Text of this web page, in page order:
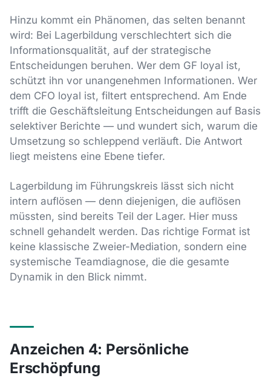
Hinzu kommt ein Phänomen, das selten benannt
wird: Bei Lagerbildung verschlechtert sich die
Informationsqualität, auf der strategische
Entscheidungen beruhen. Wer dem GF loyal ist,
schützt ihn vor unangenehmen Informationen. Wer
dem CFO loyal ist, filtert entsprechend. Am Ende
trifft die Geschäftsleitung Entscheidungen auf Basis
selektiver Berichte — und wundert sich, warum die
Umsetzung so schleppend verläuft. Die Antwort
liegt meistens eine Ebene tiefer.
Lagerbildung im Führungskreis lässt sich nicht
intern auflösen — denn diejenigen, die auflösen
müssten, sind bereits Teil der Lager. Hier muss
schnell gehandelt werden. Das richtige Format ist
keine klassische Zweier-Mediation, sondern eine
systemische Teamdiagnose, die die gesamte
Dynamik in den Blick nimmt.
Anzeichen 4: Persönliche
Erschöpfung